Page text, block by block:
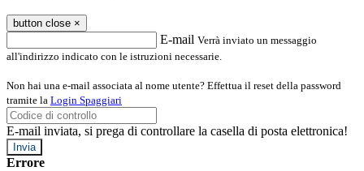
button close ×
E-mail Verrà inviato un messaggio
all'indirizzo indicato con le istruzioni necessarie.
Non hai una e-mail associata al nome utente? Effettua il reset della password
tramite la Login Spaggiari
E-mail inviata, si prega di controllare la casella di posta elettronica!
Errore